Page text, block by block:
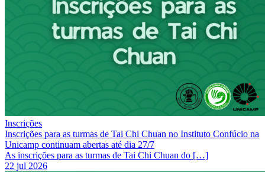
Inscrições
Inscrições para as turmas de Tai Chi Chuan no Instituto Confúcio na
Unicamp continuam abertas até dia 27/7
As inscrições para as turmas de Tai Chi Chuan do […]
22 jul 2026